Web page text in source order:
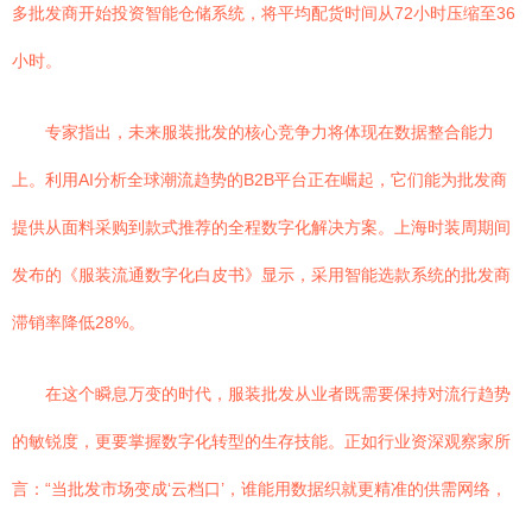
多批发商开始投资智能仓储系统，将平均配货时间从72小时压缩至36
小时。
专家指出，未来服装批发的核心竞争力将体现在数据整合能力
上。利用AI分析全球潮流趋势的B2B平台正在崛起，它们能为批发商
提供从面料采购到款式推荐的全程数字化解决方案。上海时装周期间
发布的《服装流通数字化白皮书》显示，采用智能选款系统的批发商
滞销率降低28%。
在这个瞬息万变的时代，服装批发从业者既需要保持对流行趋势
的敏锐度，更要掌握数字化转型的生存技能。正如行业资深观察家所
言：“当批发市场变成‘云档口’，谁能用数据织就更精准的供需网络，